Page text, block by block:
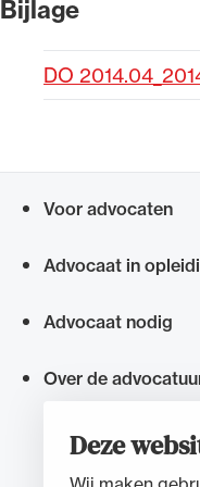
Deze
Bijlage
DO
Voor advocaten
Advocaat in
Advocaat nodig
Over de